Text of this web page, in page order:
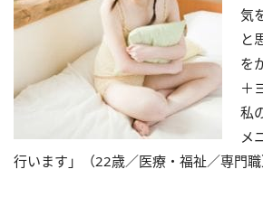
気
と
を
＋
私
メ
行います」（22歳／医療・福祉／専門職